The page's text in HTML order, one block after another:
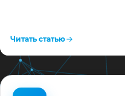
Читать статью